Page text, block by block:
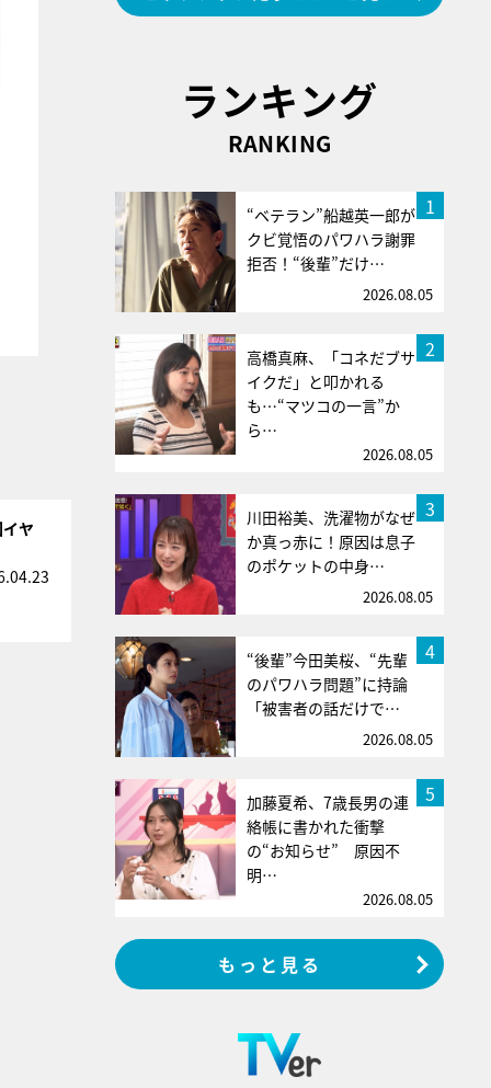
ヤ
ランキング
RANKING
1
“ベテラン”船越英一郎が
クビ覚悟のパワハラ謝罪
拒否！“後輩”だけ…
2026.08.05
2
高橋真麻、「コネだブサ
イクだ」と叩かれる
も…“マツコの一言”か
ら…
2026.08.05
3
川田裕美、洗濯物がなぜ
か真っ赤に！原因は息子
のポケットの中身…
2026.08.05
4
“後輩”今田美桜、“先輩
のパワハラ問題”に持論
「被害者の話だけで…
2026.08.05
5
加藤夏希、7歳長男の連
絡帳に書かれた衝撃
の“お知らせ” 原因不
明…
2026.08.05
もっと見る